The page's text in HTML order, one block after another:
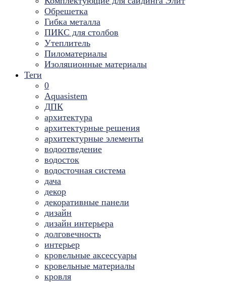
Обрешетка
Гибка металла
ПИКС для столбов
Утеплитель
Пиломатериалы
Изоляционные материалы
Теги
0
Aquasistem
ДПК
архитектура
архитектурные решения
архитектурные элементы
водоотведение
водосток
водосточная система
дача
декор
декоративные панели
дизайн
дизайн интерьера
долговечность
интерьер
кровельные аксессуары
кровельные материалы
кровля